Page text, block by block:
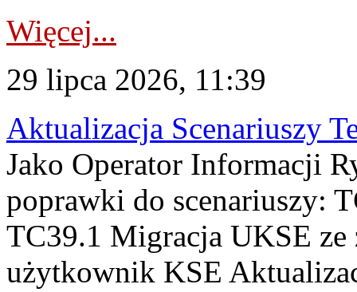
Więcej...
29 lipca 2026, 11:39
Aktualizacja Scenariuszy
Jako Operator Informacji
poprawki do scenariuszy:
TC39.1 Migracja UKSE
użytkownik KSE